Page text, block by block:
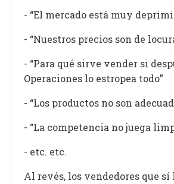
- “El mercado está muy
- “Nuestros precios son de
- “Para qué sirve vender si
Operaciones lo estropea todo”
- “Los productos no son
- “La competencia no juega
- etc. etc.
Al revés, los vendedores que sí